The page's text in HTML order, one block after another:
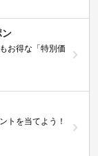
ン
お得な「特別価
トを当てよう！